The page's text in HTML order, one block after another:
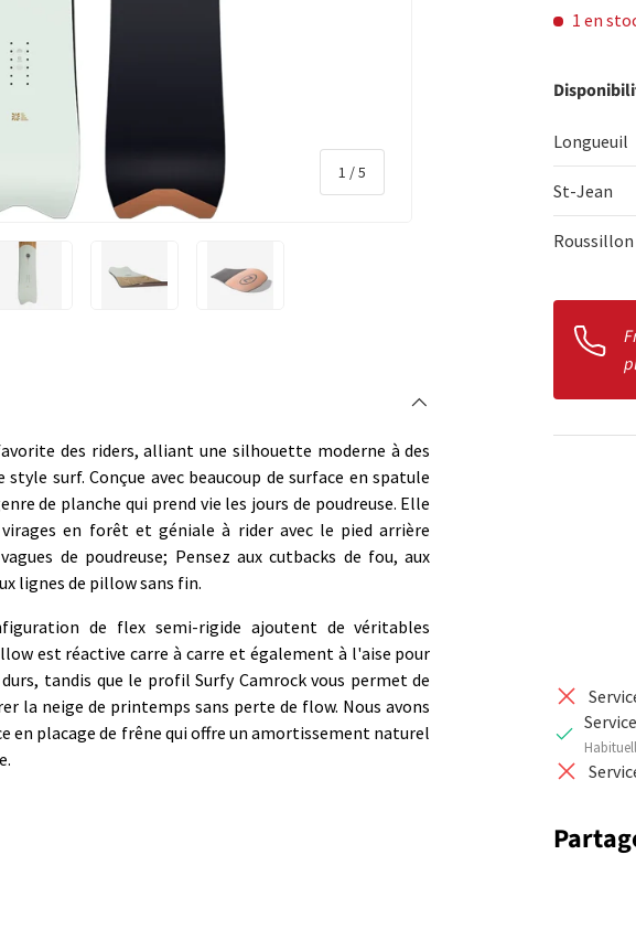
1 /de
5
1 en
Longueuil
St-Jean
Roussillon
des riders, alliant une silhouette moderne à des
surf. Conçue avec beaucoup de surface en spatule
de planche qui prend vie les jours de poudreuse. Elle
en forêt et géniale à rider avec le pied arrière
de poudreuse; Pensez aux cutbacks de fou, aux
lignes de pillow sans fin.
de flex semi-rigide ajoutent de véritables
est réactive carre à carre et également à l'aise pour
tandis que le profil Surfy Camrock vous permet de
la neige de printemps sans perte de flow. Nous avons
en placage de frêne qui offre un amortissement naturel